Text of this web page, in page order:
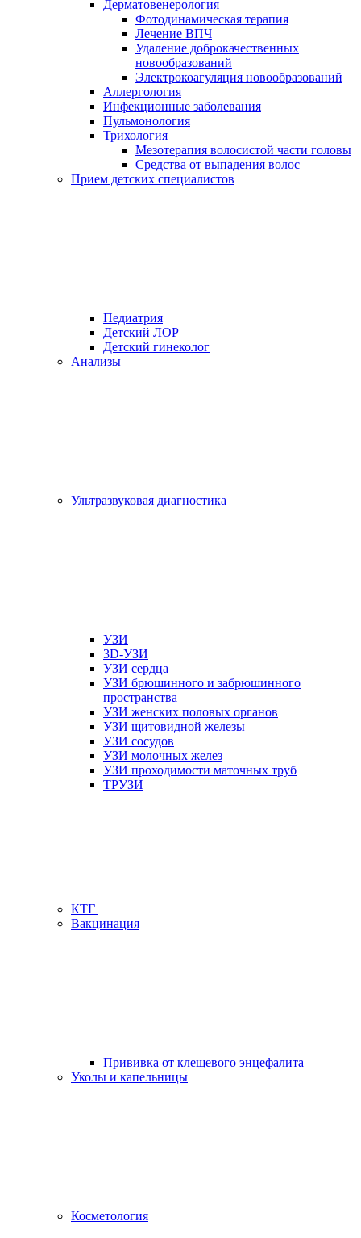
Дерматовенерология
Фотодинамическая терапия
Лечение ВПЧ
Удаление доброкачественных
новообразований
Электрокоагуляция новообразований
Аллергология
Инфекционные заболевания
Пульмонология
Трихология
Мезотерапия волосистой части головы
Средства от выпадения волос
Прием детских специалистов
Педиатрия
Детский ЛОР
Детский гинеколог
Анализы
Ультразвуковая диагностика
УЗИ
3D-УЗИ
УЗИ сердца
УЗИ брюшинного и забрюшинного
пространства
УЗИ женских половых органов
УЗИ щитовидной железы
УЗИ сосудов
УЗИ молочных желез
УЗИ проходимости маточных труб
ТРУЗИ
КТГ
Вакцинация
Прививка от клещевого энцефалита
Уколы и капельницы
Косметология